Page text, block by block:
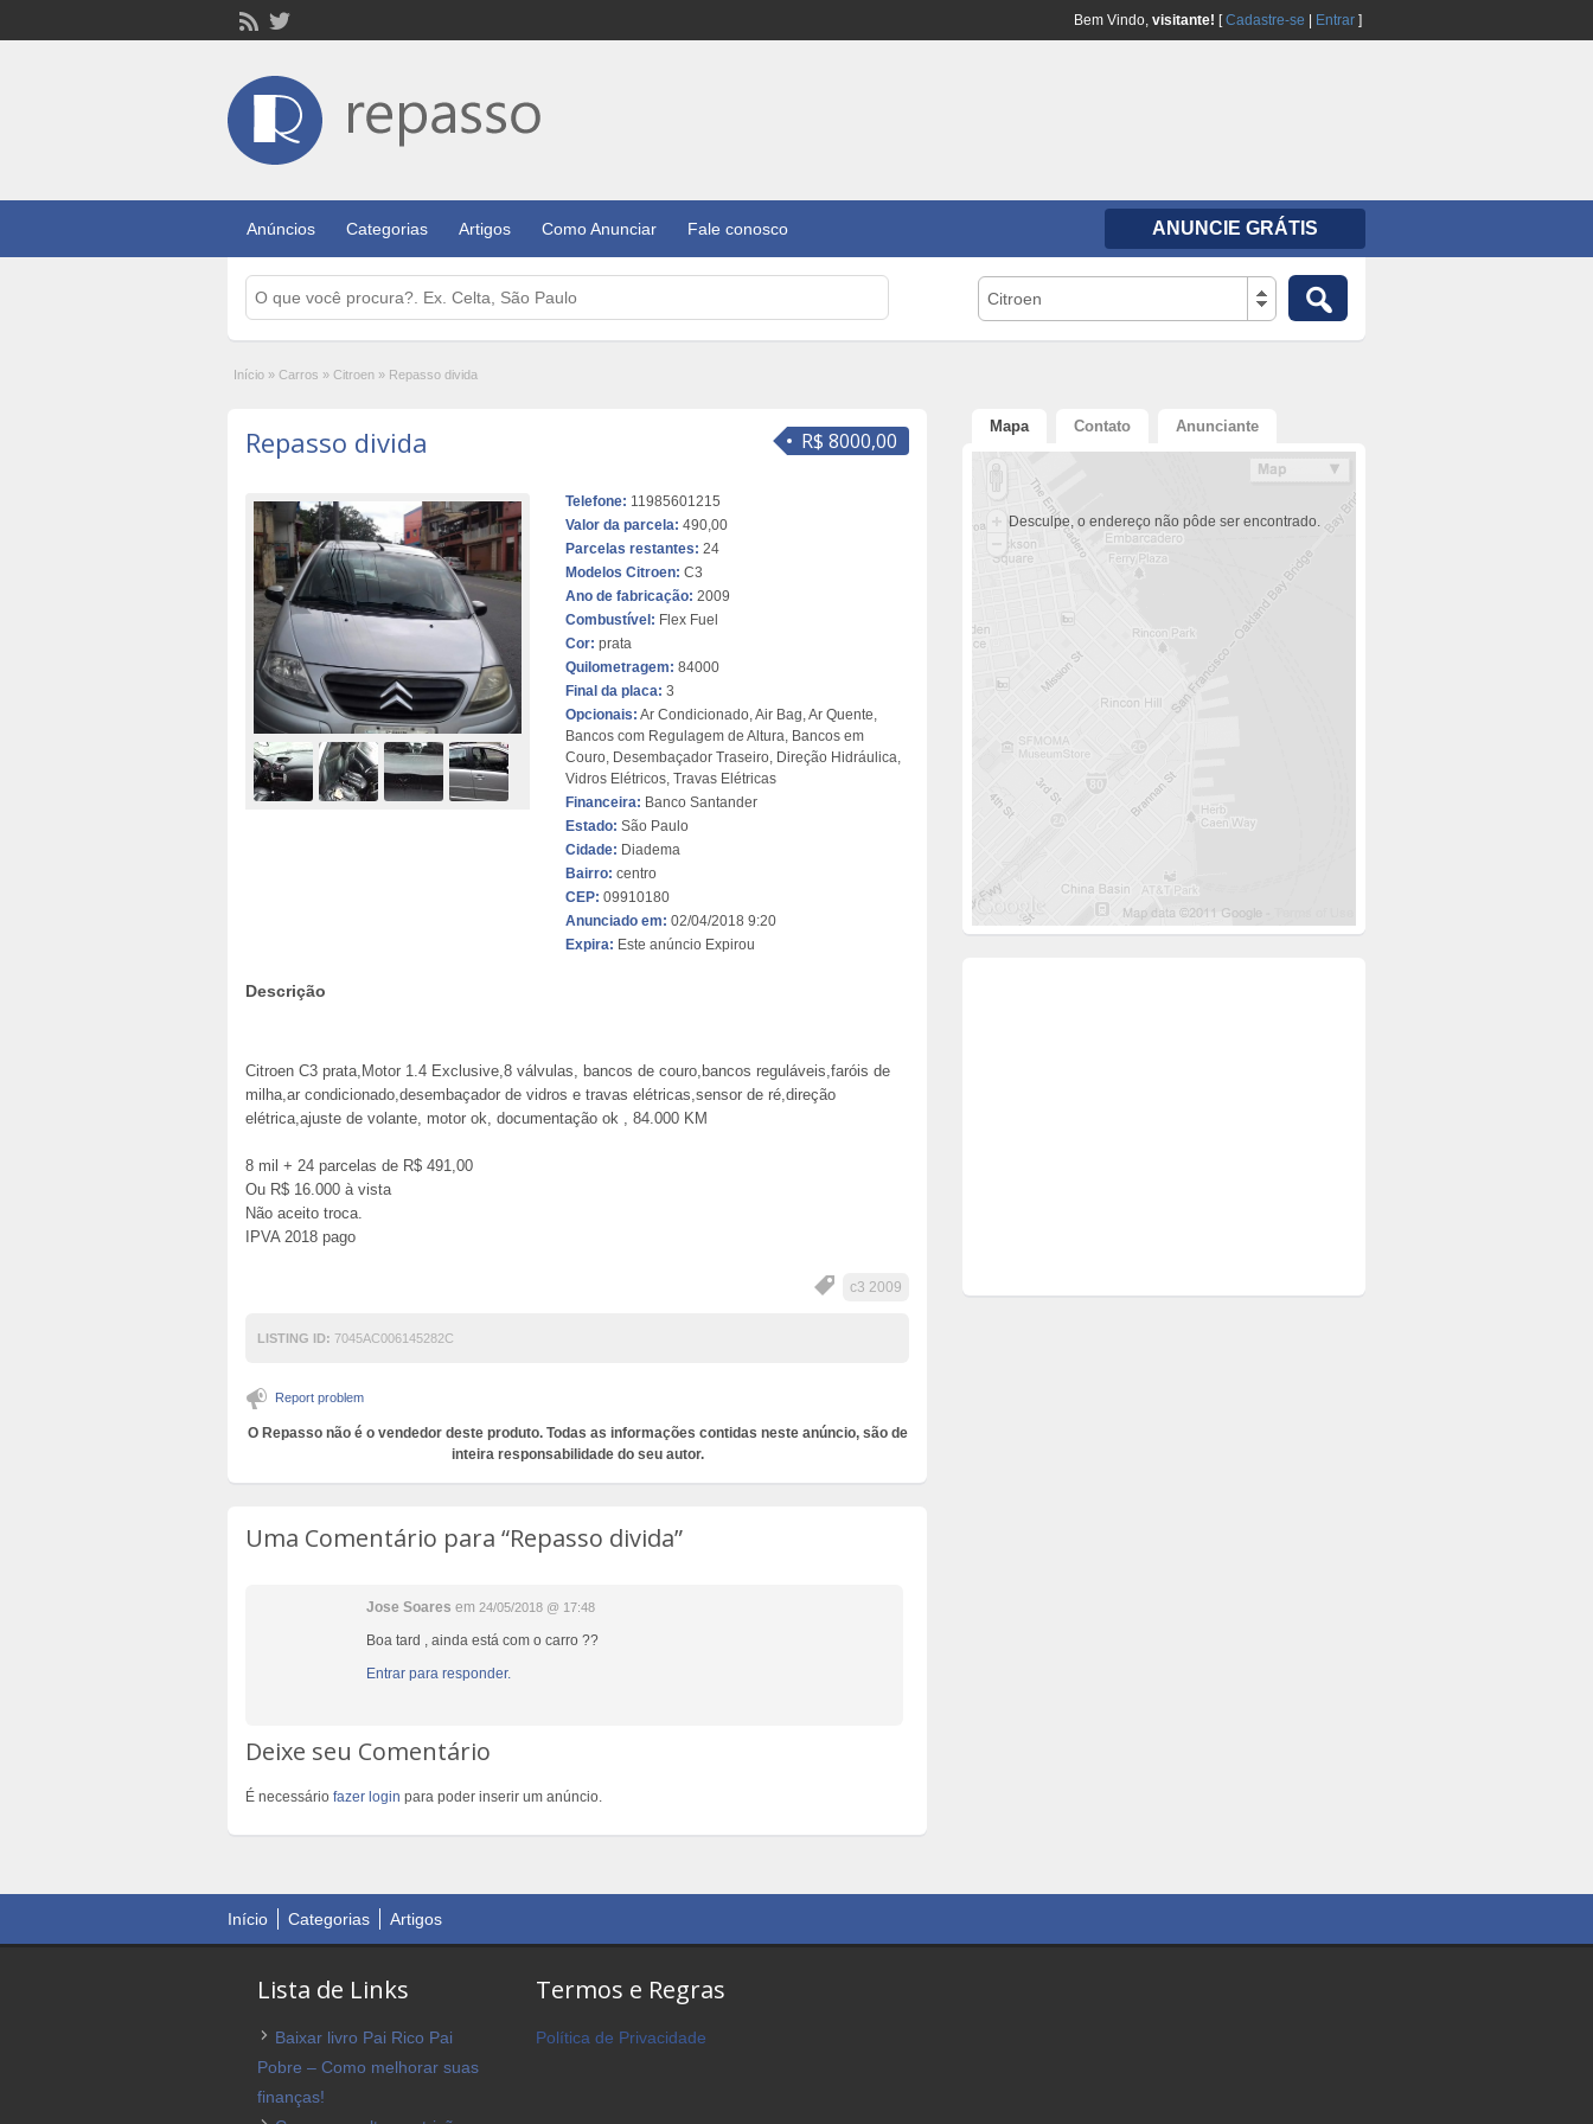
Bem Vindo, visitante! [Cadastre-se Entrar ]
Anúncios Categorias Artigos Como Anunciar Fale conosco ANUNCIE GRÁTIS
Citroen
Início » Carros » Citroen » Repasso divida
R$ 8000,00
Repasso divida
Telefone: 11985601215
Valor da parcela: 490,00
Parcelas restantes: 24
Modelos Citroen: C3
Ano de fabricação: 2009
Combustível: Flex Fuel
Cor: prata
Quilometragem: 84000
Final da placa: 3
Opcionais: Ar Condicionado, Air Bag, Ar Quente,
Bancos com Regulagem de Altura, Bancos em
Couro, Desembaçador Traseiro, Direção Hidráulica,
Vidros Elétricos, Travas Elétricas
Financeira: Banco Santander
Estado: São Paulo
Cidade: Diadema
Bairro: centro
CEP: 09910180
Anunciado em: 02/04/2018 9:20
Expira: Este anúncio Expirou
Descrição
Citroen C3 prata,Motor 1.4 Exclusive,8 válvulas, bancos de couro,bancos reguláveis,faróis de
milha,ar condicionado,desembaçador de vidros e travas elétricas,sensor de ré,direção
elétrica,ajuste de volante, motor ok, documentação ok , 84.000 KM
8 mil + 24 parcelas de R$ 491,00
Ou R$ 16.000 à vista
Não aceito troca.
IPVA 2018 pago
c3 2009
LISTING ID: 7045AC006145282C
Report problem
O Repasso não é o vendedor deste produto. Todas as informações contidas neste anúncio, são de
inteira responsabilidade do seu autor.
Uma Comentário para “Repasso divida”
Jose Soares em 24/05/2018 @ 17:48
Boa tard , ainda está com o carro ??
Entrar para responder.
Deixe seu Comentário
É necessário fazer login para poder inserir um anúncio.
Mapa Contato Anunciante
Desculpe, o endereço não pôde ser encontrado.
Início Categorias Artigos
Lista de Links
Baixar livro Pai Rico Pai
Pobre – Como melhorar suas
finanças!
Termos e Regras
Política de Privacidade